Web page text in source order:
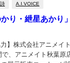
A.I.VOICE
り・紲星あかり
】株式会社アニメイ
、アニメイト秋葉原